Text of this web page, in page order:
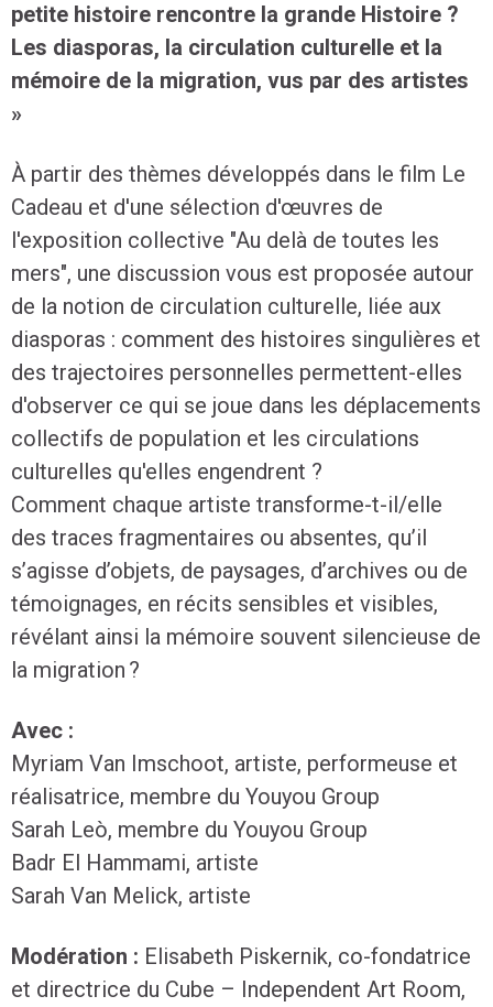
petite histoire rencontre la grande Histoire ?
Les diasporas, la circulation culturelle et la
mémoire de la migration, vus par des artistes
»
À partir des thèmes développés dans le film Le
Cadeau et d'une sélection d'œuvres de
l'exposition collective "Au delà de toutes les
mers", une discussion vous est proposée autour
de la notion de circulation culturelle, liée aux
diasporas : comment des histoires singulières et
des trajectoires personnelles permettent-elles
d'observer ce qui se joue dans les déplacements
collectifs de population et les circulations
culturelles qu'elles engendrent ?
Comment chaque artiste transforme-t-il/elle
des traces fragmentaires ou absentes, qu’il
s’agisse d’objets, de paysages, d’archives ou de
témoignages, en récits sensibles et visibles,
révélant ainsi la mémoire souvent silencieuse de
la migration ?
Avec :
Myriam Van Imschoot, artiste, performeuse et
réalisatrice, membre du Youyou Group
Sarah Leò, membre du Youyou Group
Badr El Hammami, artiste
Sarah Van Melick, artiste
Modération : Elisabeth Piskernik, co-fondatrice
et directrice du Cube – Independent Art Room,